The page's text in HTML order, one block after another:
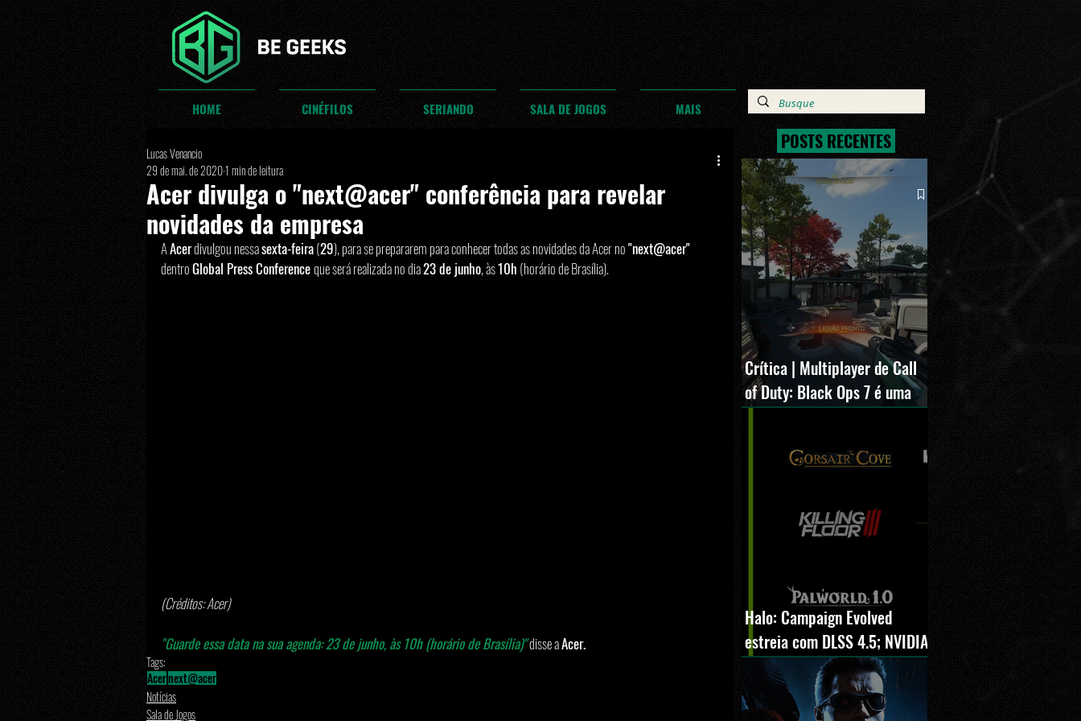
HOME CINÉFILOS SERIANDO SALA DE JOGOS MAIS
Acer divulga o "next@acer" conferência para revelar
novidades da empresa
Lucas Venancio
29 de mai. de 20201 min de leitura
A Acer divulgou nessa sexta-feira (29), para se prepararem para conhecer todas as novidades da Acer no "next@acer"
dentro Global Press Conference que será realizada no dia 23 de junho, às 10h (horário de Brasília).
(Créditos: Acer)
"Guarde essa data na sua agenda: 23 de junho, às 10h (horário de Brasília)" disse a Acer.
Tags:
Acernext@acer
Notícias
Sala de Jogos
POSTS RECENTES
Crítica | Multiplayer de Call
of Duty: Black Ops 7 é uma
experiência positiva,
Halo: Campaign Evolved
estreia com DLSS 4.5; NVIDIA
lança novo GeForce Game
Ready Driver para grandes
lançamentos